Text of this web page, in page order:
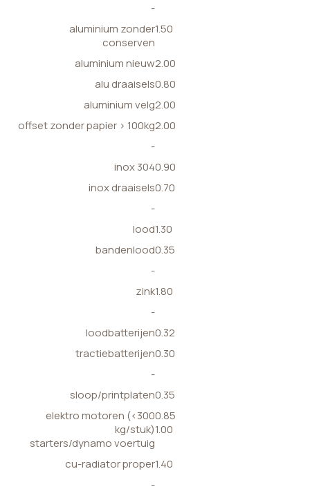
-
aluminium zonder
conserven
1.50
aluminium nieuw2.00
alu draaisels0.80
aluminium velg2.00
offset zonder papier > 100kg2.00
-
inox 3040.90
inox draaisels0.70
-
lood1.30
bandenlood0.35
-
zink1.80
-
loodbatterijen0.32
tractiebatterijen0.30
-
sloop/printplaten0.35
elektro motoren (<300
kg/stuk)
starters/dynamo voertuig
0.85
1.00
cu-radiator proper1.40
-